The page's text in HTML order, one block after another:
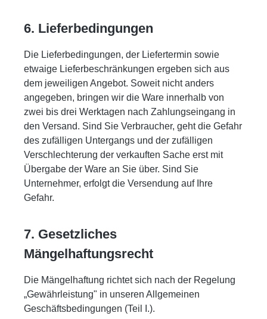
6. Lieferbedingungen
Die Lieferbedingungen, der Liefertermin sowie
etwaige Lieferbeschränkungen ergeben sich aus
dem jeweiligen Angebot. Soweit nicht anders
angegeben, bringen wir die Ware innerhalb von
zwei bis drei Werktagen nach Zahlungseingang in
den Versand. Sind Sie Verbraucher, geht die Gefahr
des zufälligen Untergangs und der zufälligen
Verschlechterung der verkauften Sache erst mit
Übergabe der Ware an Sie über. Sind Sie
Unternehmer, erfolgt die Versendung auf Ihre
Gefahr.
7. Gesetzliches
Mängelhaftungsrecht
Die Mängelhaftung richtet sich nach der Regelung
„Gewährleistung" in unseren Allgemeinen
Geschäftsbedingungen (Teil I.).